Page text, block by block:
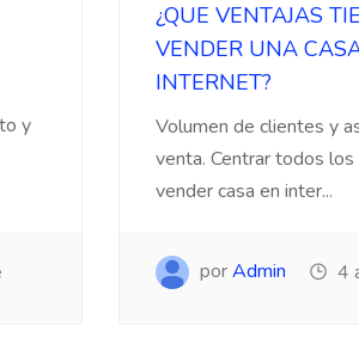
y
¿QUE VENTAJAS
VENDER UNA
INTERNET?
Volumen de clientes y
venta. Centrar todos
vender casa en inter...
porAdmin 4